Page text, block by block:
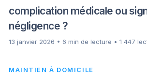
complication médicale ou
négligence ?
13 janvier 2026 • 6 min de lecture • 1 447
MAINTIEN À DOMICILE